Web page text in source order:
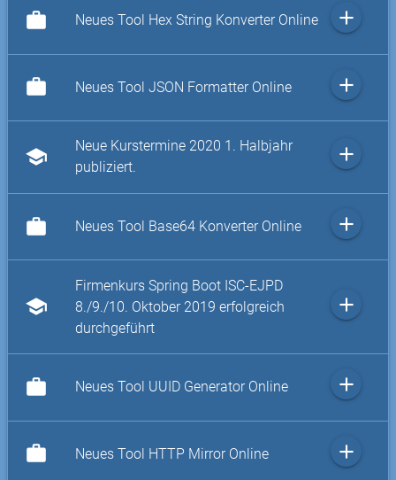
work Neues Tool Hex String Konverter Online add
work Neues Tool JSON Formatter Online add
school
Neue Kurstermine 2020 1. Halbjahr
publiziert.
add
work Neues Tool Base64 Konverter Online add
school
Firmenkurs Spring Boot ISC-EJPD
8./9./10. Oktober 2019 erfolgreich
durchgeführt
add
work Neues Tool UUID Generator Online add
work Neues Tool HTTP Mirror Online add